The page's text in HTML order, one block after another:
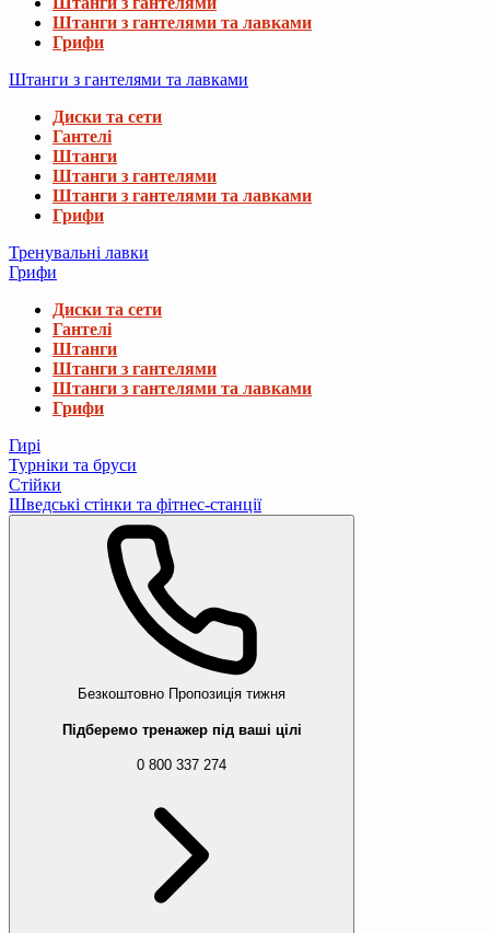
Штанги з гантелями та лавками
Грифи
Штанги з гантелями та лавками
Диски та сети
Гантелі
Штанги
Штанги з гантелями
Штанги з гантелями та лавками
Грифи
Тренувальні лавки
Грифи
Диски та сети
Гантелі
Штанги
Штанги з гантелями
Штанги з гантелями та лавками
Грифи
Гирі
Турніки та бруси
Стійки
Шведські стінки та фітнес-станції
Безкоштовно Пропозиція тижня
Підберемо тренажер під ваші цілі
0 800 337 274